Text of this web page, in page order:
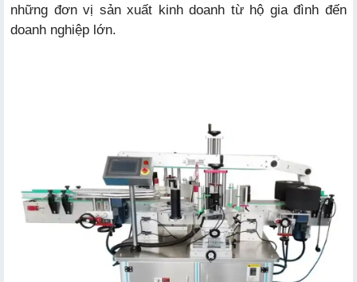
những đơn vị sản xuất kinh doanh từ hộ gia đình đến
doanh nghiệp lớn.